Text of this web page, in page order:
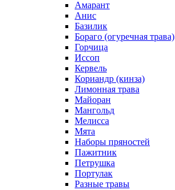
Амарант
Анис
Базилик
Бораго (огуречная трава)
Горчица
Иссоп
Кервель
Кориандр (кинза)
Лимонная трава
Майоран
Мангольд
Мелисса
Мята
Наборы пряностей
Пажитник
Петрушка
Портулак
Разные травы